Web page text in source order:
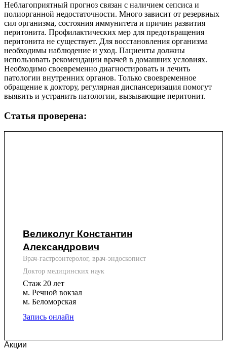
Неблагоприятный прогноз связан с наличием сепсиса и
полиорганной недостаточности. Много зависит от резервных
сил организма, состояния иммунитета и причин развития
перитонита. Профилактических мер для предотвращения
перитонита не существует. Для восстановления организма
необходимы наблюдение и уход. Пациенты должны
использовать рекомендации врачей в домашних условиях.
Необходимо своевременно диагностировать и лечить
патологии внутренних органов. Только своевременное
обращение к доктору, регулярная диспансеризация помогут
выявить и устранить патологии, вызывающие перитонит.
Статья проверена:
Великолуг Константин
Александрович
Врач-гастроэнтеролог, врач-эндоскопист
Доктор медицинских наук
Стаж 20 лет
м. Речной вокзал
м. Беломорская
Запись онлайн
Акции